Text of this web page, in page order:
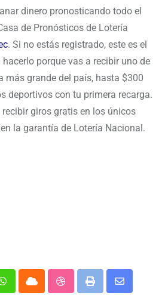
dinero pronosticando todo el
de Pronósticos de Lotería
. Si no estás registrado, este es el
porque vas a recibir uno de
más grande del país, hasta $300
deportivos con tu primera recarga.
giros gratis en los únicos
la garantía de Lotería Nacional.